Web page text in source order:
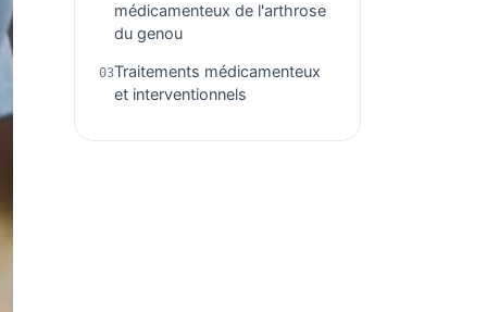
médicamenteux de l'arthrose
du genou
Traitements médicamenteux
et interventionnels